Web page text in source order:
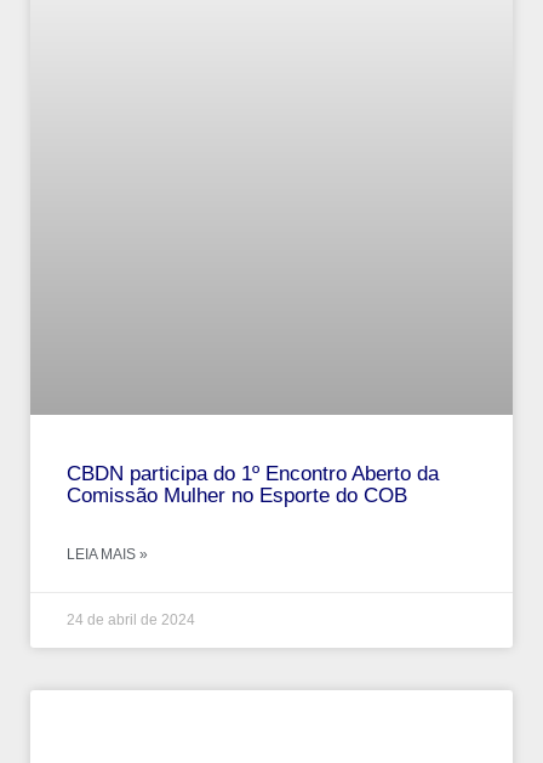
CBDN participa do 1º Encontro Aberto da
Comissão Mulher no Esporte do COB
LEIA MAIS »
24 de abril de 2024